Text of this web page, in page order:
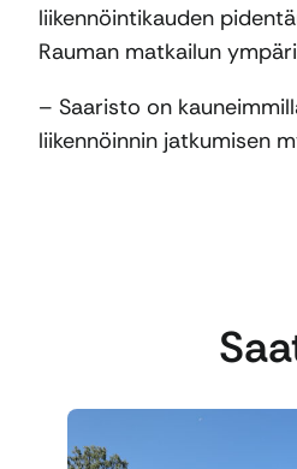
liikennöintikauden
Rauman matkailun
– Saaristo on
liikennöinnin jatkumisen